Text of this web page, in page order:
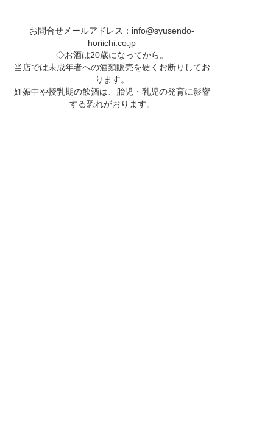
お問合せメールアドレス： info@syusendo-
horiichi.co.jp
◇お酒は20歳になってから。
当店では未成年者への酒類販売を硬くお断りしてお
ります。
妊娠中や授乳期の飲酒は、胎児・乳児の発育に影響
する恐れがおります。